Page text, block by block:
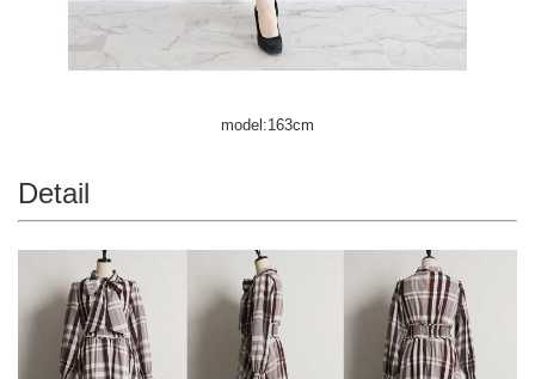
model:163cm
Detail